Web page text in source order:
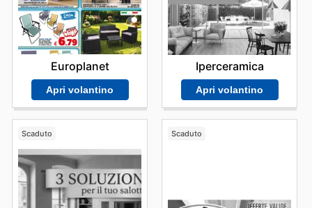
opportunità. Risparmio Casa si impegna a rendere la
convenienza accessibile a tutti, offrendo costantemente
promozioni che rendono l'acquisto di beni essenziali
ancora più vantaggioso. Stay up to date with Risparmio
Casa's weekly ads and enjoy exclusive savings every
day.
Europlanet
Apri volantino
Iperceramica
Apri volantino
Scaduto Scaduto